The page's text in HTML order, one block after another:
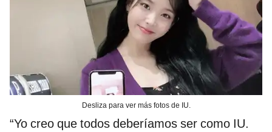
Desliza para ver más fotos de IU.
“Yo creo que todos deberíamos ser como IU.